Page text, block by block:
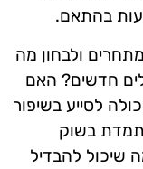
בהתאם.
ולבחון מה
חדשים? האם
לסייע בשיפור
בשוק
שיכול להבדיל